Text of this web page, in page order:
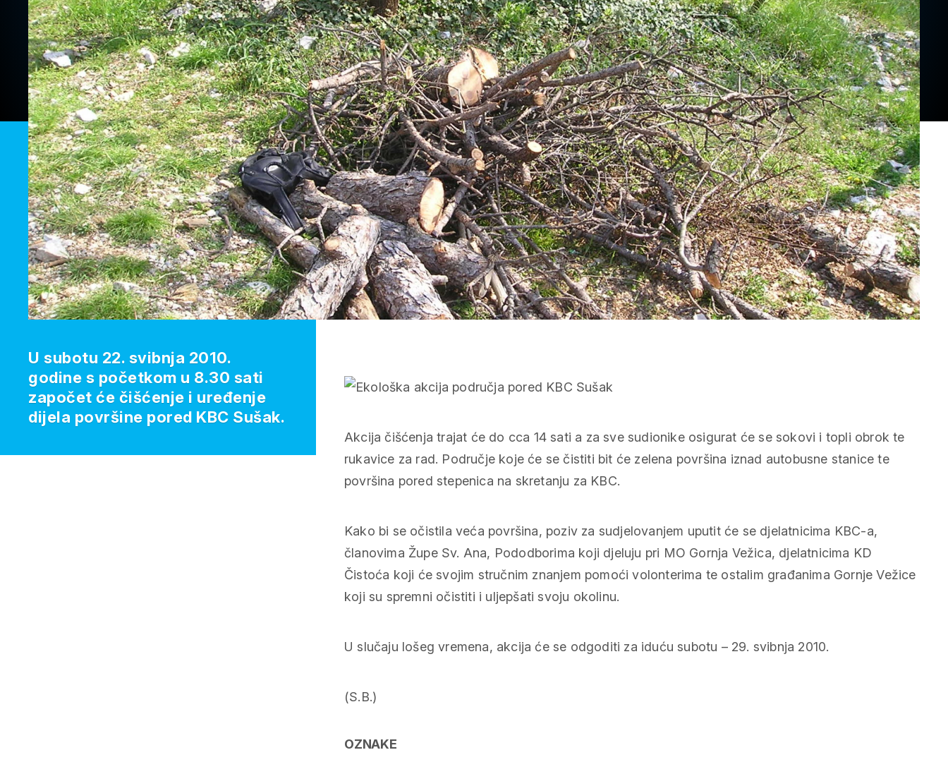
Akcija čišćenja trajat će do cca 14 sati a za sve sudionike osigurat će se sokovi i topli obrok te
rukavice za rad. Područje koje će se čistiti bit će zelena površina iznad autobusne stanice te
površina pored stepenica na skretanju za KBC.
Kako bi se očistila veća površina, poziv za sudjelovanjem uputit će se djelatnicima KBC-a,
članovima Župe Sv. Ana, Pododborima koji djeluju pri MO Gornja Vežica, djelatnicima KD
Čistoća koji će svojim stručnim znanjem pomoći volonterima te ostalim građanima Gornje Vežice
koji su spremni očistiti i uljepšati svoju okolinu.
U slučaju lošeg vremena, akcija će se odgoditi za iduću subotu – 29. svibnja 2010.
(S.B.)
OZNAKE
U subotu 22. svibnja 2010.
godine s početkom u 8.30 sati
započet će čišćenje i uređenje
dijela površine pored KBC Sušak.